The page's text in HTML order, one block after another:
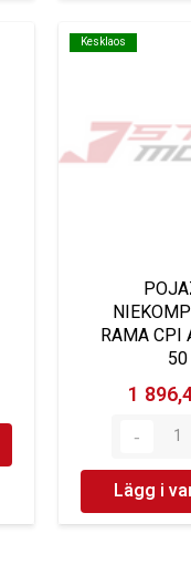
Kesklaos
Kesklaos
RAMA CPI
50
1
Lägg i